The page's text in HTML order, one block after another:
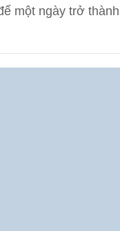
một ngày trở